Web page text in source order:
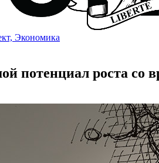
Экономика
потенциал роста со